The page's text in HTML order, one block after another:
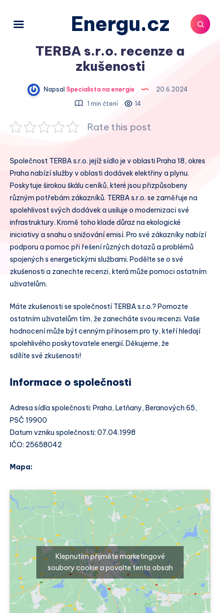
Energu.cz
TERBA s.r.o. recenze a
zkušenosti
Napsal Specialista na energie
20.6.2024
1 min čtení
14
Rate this post
Společnost TERBA s.r.o. jejíž sídlo je v oblasti Praha 18, okres
Praha nabízí služby v oblasti dodávek elektřiny a plynu.
Poskytuje širokou škálu ceníků, které jsou přizpůsobeny
různým potřebám zákazníků. TERBA s.r.o. se zaměřuje na
spolehlivost svých dodávek a usiluje o modernizaci své
infrastruktury. Kromě toho klade důraz na ekologické
iniciativy a snahu o snižování emisí. Pro své zákazníky nabízí
podporu a pomoc při řešení různých dotazů a problémů
spojených s energetickými službami. Podělte se o své
zkušenosti a zanechte recenzi, která může pomoci ostatním
uživatelům.
Máte zkušenosti se společností TERBA s.r.o.? Pomozte
ostatním uživatelům tím, že zanecháte svou recenzi. Vaše
hodnocení může být cenným přínosem pro ty, kteří hledají
spolehlivého poskytovatele energií. Děkujeme, že
sdílíte své zkušenosti!
Informace o společnosti
Adresa sídla společnosti: Praha, Letňany, Beranových 65,
PSČ 19900
Datum vzniku společnosti: 07.04.1998
IČO: 25658042
Mapa:
Klepnutím přijměte marketingové
soubory cookie a povolte tento obsah